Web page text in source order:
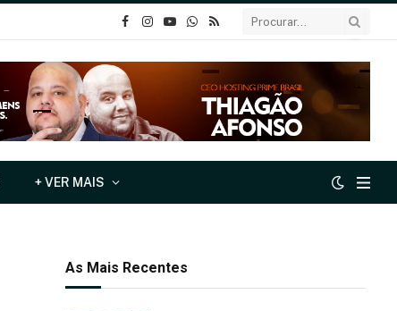
o
Instagram
YouTube
Whatsapp
RSS
+ VER MAIS
As Mais Recentes